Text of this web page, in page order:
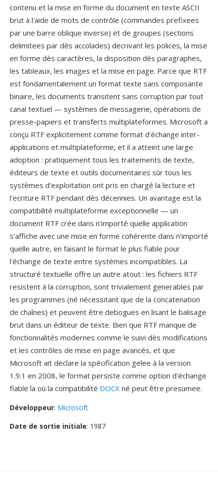
contenu et la mise en forme du document en texte ASCII
brut à l'aide de mots de contrôle (commandes prefixees
par une barre oblique inverse) et de groupes (sections
delimitees par dès accolades) decrivant les polices, la mise
en forme dès caractères, la disposition dès paragraphes,
les tableaux, les images et la mise en page. Parce que RTF
est fondamentalement un format texte sans composante
binaire, les documents transitent sans corruption par tout
canal textuel — systèmes de messagerie, opérations de
presse-papiers et transferts multiplateformes. Microsoft a
conçu RTF explicitement comme format d'échange inter-
applications et multiplateforme, et il a atteint une large
adoption : pratiquement tous les traitements de texte,
éditeurs de texte et outils documentaires sûr tous les
systèmes d'exploitation ont pris en chargé la lecture et
l'ecriture RTF pendant dès décennies. Un avantage est la
compatibilité multiplateforme exceptionnelle — un
document RTF crée dans n'importé quelle application
s'affiche avec une mise en forme cohérente dans n'importé
quelle autre, en faisant le format le plus fiable pour
l'échange de texte entre systèmes incompatibles. La
structuré textuelle offre un autre atout : les fichiers RTF
resistent à la corruption, sont trivialement generables par
les programmes (né nécessitant que de la concatenation
de chaînes) et peuvent être debogues en lisant le balisage
brut dans un éditeur de texte. Bien que RTF manque de
fonctionnalités modernes comme le suivi dès modifications
et les contrôles de mise en page avancés, et que
Microsoft ait declare la spécification gelee à la version
1.9.1 en 2008, le format persiste comme option d'échange
fiable la où la compatibilité DOCX né peut être presumee.
Développeur: Microsoft
Date de sortie initiale: 1987